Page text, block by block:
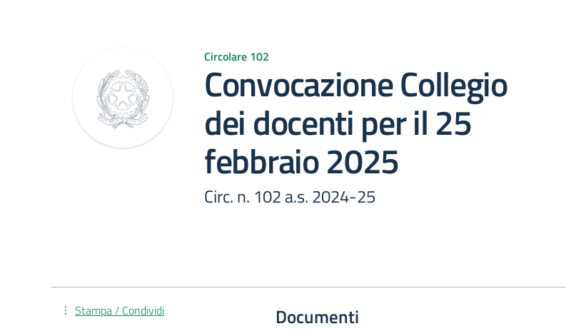
Circolare 102
Convocazione Collegio
dei docenti per il 25
febbraio 2025
Circ. n. 102 a.s. 2024-25
Documenti
Stampa / Condividi